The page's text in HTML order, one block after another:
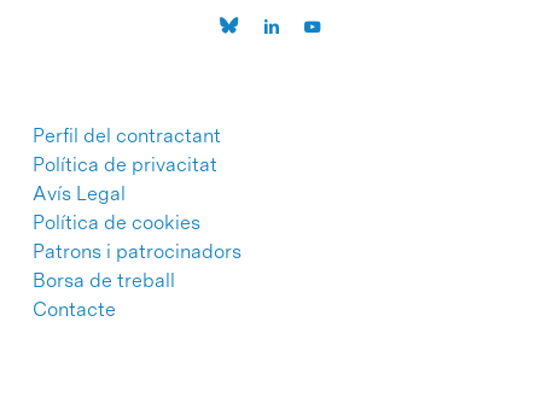
Perfil del contractant
Política de privacitat
Avís Legal
Política de cookies
Patrons i patrocinadors
Borsa de treball
Contacte